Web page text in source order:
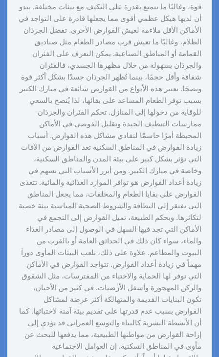
قوة، وغالبًا ما تتمتع بقدرة على التكيف مع بيئات مختلفة. يبدو
أن لديها هيكل عظمي أقوى مما يجعلها قادرة على التواجد في
الأماكن الأقل ملاءمة لعيش القوارض الأخرى. تفضل الجرذان
الظلام، وغالبًا ما تعيش قرب مصادر الطعام مثل صناديق
القمامة أو المناطق الصناعية. يمكن التعرف على الفئران
والجرذان بسهولة من خلال مظهرها الجسدي، فالفئران
شفافة وأقل حجمًا، بينما تُظهر الجرذان جسدًا بشكل أكثر قوة
ونضجًا. تعتبر هذه الأنواع من القوارض شائعة في مبارك الكبير
بسبب توفر الطعام المساعد على بقائها، لذا يُنصح بالسعي
للوقاية من دخولها إلى المنازل. تحكم الفئران والجرذان
ممارسات التنظيف الجيدة وتقليل الفوضى في الأماكن
المحيطة أمرًا حاسمًا لتفادي مشاكل هذه القوارض. أسباب
زيادة القوارض في المناطق السكنية تعد القوارض من الآفات
التي تؤثر بشكل كبير على بيئة المدن والمناطق السكنية،
وخاصة في مبارك الكبير. ومن أبرز الأسباب التي تسهم في
زيادة أعداد القوارض هو توافر الموارد الغذائية والمائية. تتغذى
القوارض على بقايا الطعام والمخلفات، مما يجعل المناطق
التي تفتقر إلى النظافة والشروط الصحية المناسبة بيئة خصبة
لتكاثرها. وبحكم الطبيعة، تميل القوارض إلى التجمع في
الأماكن التي تجد فيها السهل في الوصول إلى مصادر الغذاء
والماء، سواء كان ذلك في الحدائق العامة أو بالقرب من
البيوت والمطاعم. علاوة على ذلك، تلعب البيئات المأوى دوراً
مهماً في زيادة أعداد القوارض. تتواجد القوارض في الأماكن
التي توفر لها الحماية والاختباء من المفترسات، مثل الشقوق
والركن المهجورة وأسفل الأرضيات. في كثير من الأحيان،
تكون البنايات القديمة والمتهالكة أكثر عرضة لمشاكل
القوارض بسبب عدم قدرتها على تقديم بيئة آمنة لاختبائها. كما
أن الأنشطة البشرية كالبناء والتوسع العمراني قد تؤدي إلى
إزاحة القوارض من مواطنها الطبيعية، مما يدفعها للبحث عن
مأوى في المناطق السكنية. إن العوامل الاجتماعية